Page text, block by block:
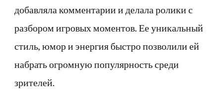
добавляла комментарии и делала ролики с
разбором игровых моментов. Ее уникальный
стиль, юмор и энергия быстро позволили ей
набрать огромную популярность среди
зрителей.